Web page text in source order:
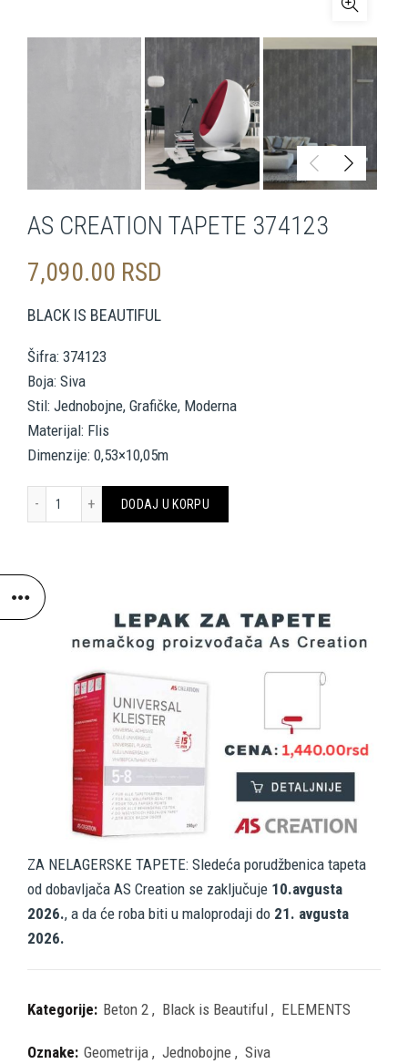
AS CREATION TAPETE 374123
7,090.00 RSD
BLACK IS BEAUTIFUL
Šifra: 374123
Boja: Siva
Stil: Jednobojne, Grafičke, Moderna
Materijal: Flis
Dimenzije: 0,53×10,05m
DODAJ U KORPU
ZA NELAGERSKE TAPETE: Sledeća porudžbenica tapeta
od dobavljača AS Creation se zaključuje 10.avgusta
2026., a da će roba biti u maloprodaji do 21. avgusta
2026.
Kategorije: Beton 2 , Black is Beautiful , ELEMENTS
Oznake: Geometrija , Jednobojne , Siva